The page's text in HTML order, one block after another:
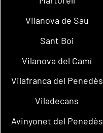
Vilanova de Sau
Sant Boi
Vilanova del Camí
Vilafranca del Penedès
Viladecans
Avinyonet del Penedès